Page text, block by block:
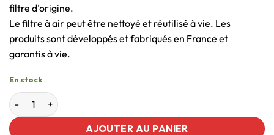
filtre d’origine.
Le filtre à air peut être nettoyé et réutilisé à vie. Les
produits sont développés et fabriqués en France et
garantis à vie.
En stock
AJOUTER AU PANIER